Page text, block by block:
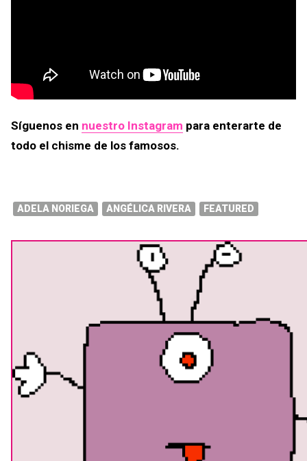
Síguenos en nuestro Instagram para enterarte de
todo el chisme de los famosos.
ADELA NORIEGA ANGÉLICA RIVERA FEATURED